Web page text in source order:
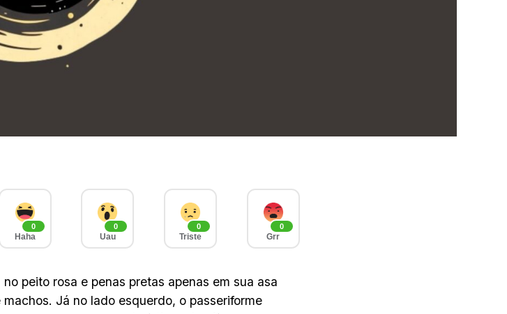
0
Haha
0
Uau
0
Triste
0
Grr
peito rosa e penas pretas apenas em sua asa
Já no lado esquerdo, o passeriforme